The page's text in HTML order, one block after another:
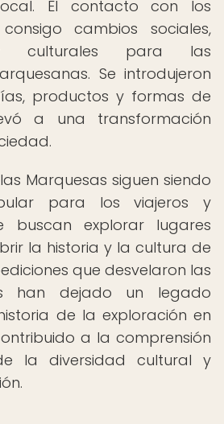
El contacto con los
cambios sociales,
culturales para las
Se introdujeron
productos y formas de
a una transformación
Marquesas siguen siendo
para los viajeros y
buscan explorar lugares
la historia y la cultura de
que desvelaron las
han dejado un legado
de la exploración en
a la comprensión
la diversidad cultural y